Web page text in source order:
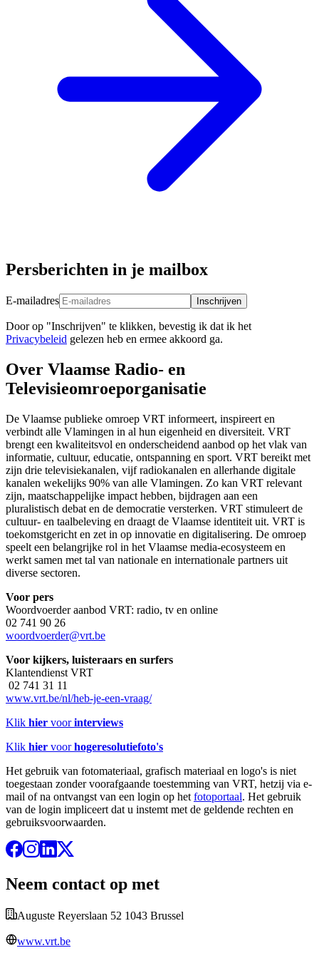
Persberichten in je mailbox
E-mailadres Inschrijven
Door op "Inschrijven" te klikken, bevestig ik dat ik het
Privacybeleid gelezen heb en ermee akkoord ga.
Over Vlaamse Radio- en
Televisieomroeporganisatie
De Vlaamse publieke omroep VRT informeert, inspireert en
verbindt alle Vlamingen in al hun eigenheid en diversiteit. VRT
brengt een kwaliteitsvol en onderscheidend aanbod op het vlak van
informatie, cultuur, educatie, ontspanning en sport. VRT bereikt met
zijn drie televisiekanalen, vijf radiokanalen en allerhande digitale
kanalen wekelijks 90% van alle Vlamingen. Zo kan VRT relevant
zijn, maatschappelijke impact hebben, bijdragen aan een
pluralistisch debat en de democratie versterken. VRT stimuleert de
cultuur- en taalbeleving en draagt de Vlaamse identiteit uit. VRT is
toekomstgericht en zet in op innovatie en digitalisering. De omroep
speelt een belangrijke rol in het Vlaamse media-ecosysteem en
werkt samen met tal van nationale en internationale partners uit
diverse sectoren.
Voor pers
Woordvoerder aanbod VRT: radio, tv en online
02 741 90 26
woordvoerder@vrt.be
Voor kijkers, luisteraars en surfers
Klantendienst VRT
02 741 31 11
www.vrt.be/nl/heb-je-een-vraag/
Klik hier voorinterviews
Klik hier voorhogeresolutiefoto's
Het gebruik van fotomateriaal, grafisch materiaal en logo's is niet
toegestaan zonder voorafgaande toestemming van VRT, hetzij via e-
mail of na ontvangst van een login op het fotoportaal. Het gebruik
van de login impliceert dat u instemt met de geldende rechten en
gebruiksvoorwaarden.
Neem contact op met
Auguste Reyerslaan 52 1043 Brussel
www.vrt.be